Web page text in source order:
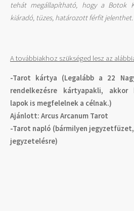
tehát megállapítható, hogy a Botok
kiáradó, tüzes, határozott férfit jelenthet.
A továbbiakhoz szükséged lesz az
-Tarot kártya (Legalább a 22
rendelkezésre kártyapakli,
lapok is megfelelnek a célnak.)
Ajánlott: Arcus Arcanum Tarot
-Tarot napló (bármilyen
jegyzetelésre)